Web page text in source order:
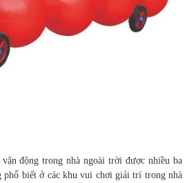
động trong nhà ngoài trời được nhiều ba
phổ biết ở các khu vui chơi giải trí trong nhà